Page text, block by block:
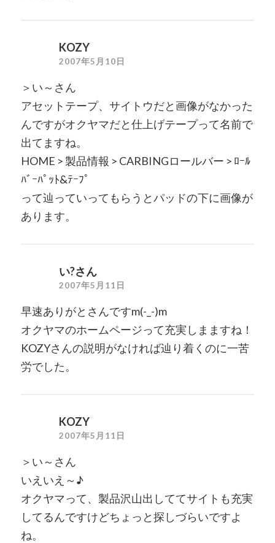
KOZY
2007年5月10日
＞い～さん
アセットテープ、サイトウだと画像がなかった
んですがオクヤマだと仕上げテープって名前で
出てますね。
HOME > 製品情報 > CARBINGロールバー > ﾛｰﾙ
ﾊﾞｰﾊﾟｯﾄ&ﾃｰﾌﾟ
って辿っていってもらうとパッドの下に画像が
あります。
い?さん
2007年5月11日
早速ありがとさんですm(-_-)m
オクヤマのホームページって充実しまますね！
KOZYさんの説明がなければ辿り着くのに一苦
労でした。
KOZY
2007年5月11日
＞い～さん
いえいえ～♪
オクヤマって、製品沢山出しててサイトも充実
してるんですけどちょっと探しづらいですよ
ね。